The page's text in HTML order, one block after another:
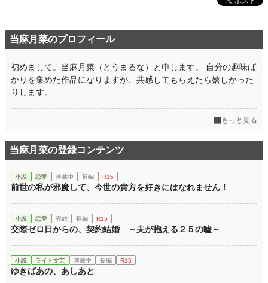
当麻月菜のプロフィール
初めまして。当麻月菜（とうまるな）と申します。 自分の趣味ば
かりを集めた作品になりますが、共感してもらえたら嬉しかった
りします。
もっと見る
当麻月菜の登録コンテンツ
小説 恋愛 連載中 長編 R15
前世の私が邪魔して、今世の貴方を好きにはなれません！
小説 恋愛 完結 長編 R15
交際ゼロ日からの、契約結婚 ～夫が抱える２５の嘘～
小説 ライト文芸 連載中 長編 R15
ゆきばあの、あしあと